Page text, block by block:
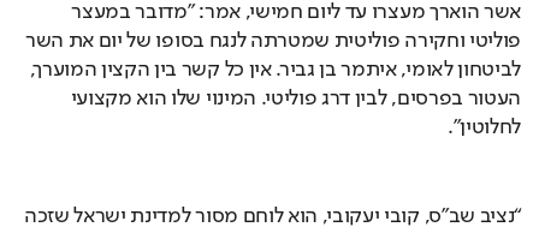
אשר הוארך מעצרו עד ליום חמישי, אמר: "מדובר במעצר
פוליטי וחקירה פוליטית שמטרתה לנגח בסופו של יום את השר
לביטחון לאומי, איתמר בן גביר. אין כל קשר בין הקצין המוערך,
העטור בפרסים, לבין דרג פוליטי. המינוי שלו הוא מקצועי
לחלוטין".
“נציב שב״ס, קובי יעקובי, הוא לוחם מסור למדינת ישראל שזכה